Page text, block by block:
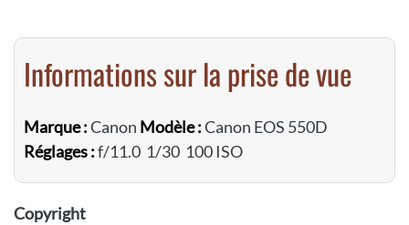
Informations sur la prise de vue
Marque :Canon Modèle :Canon EOS 550D
Réglages :f/11.0 1/30 100 ISO
Copyright